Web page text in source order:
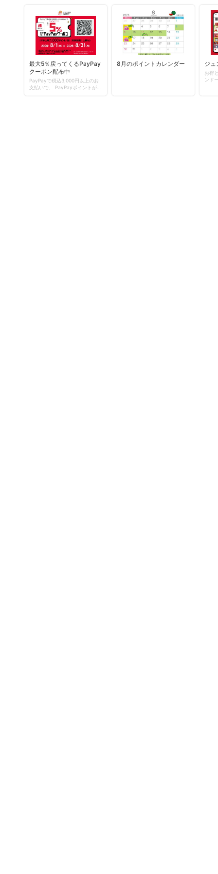
最大5％戻ってくるPayPay
クーポン配布中
PayPayで税込3,000円以上のお
支払いで、 PayPayポイントが最
8月のポイントカレンダー ジュ
お得
ンドーア